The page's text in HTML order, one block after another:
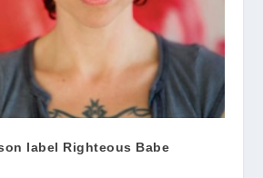
label Righteous Babe